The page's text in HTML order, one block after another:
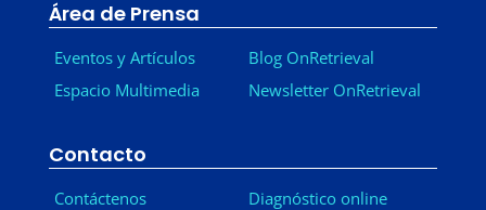
Área de Prensa
Eventos y Artículos
Espacio Multimedia
Blog OnRetrieval
Newsletter OnRetrieval
Contacto
Contáctenos
Diagnóstico online